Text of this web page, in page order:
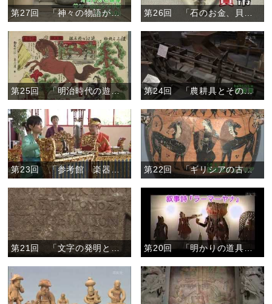
第27回 「神々の物語が息づくメキシコ」
第25回 「明治時代の遊びと学び」 第24回 「農耕具とその周辺」
第23回 「参考館 楽器アラカルト」 第22回 「ギリシアの古代美術」
第20回 「明かりの道具と光の芸術」